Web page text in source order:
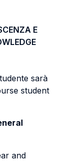
E
sarà
student
and